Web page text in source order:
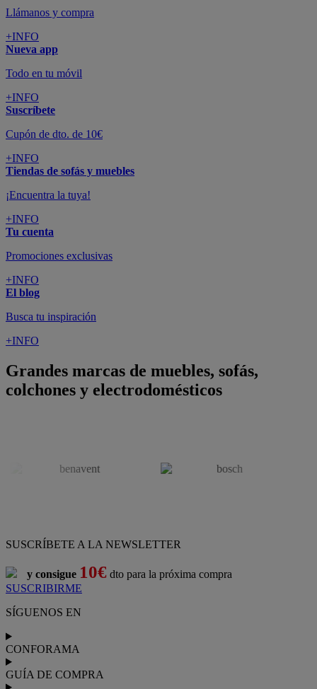
Llámanos y compra
+INFO
Nueva app
Todo en tu móvil
+INFO
Suscríbete
Cupón de dto. de 10€
+INFO
Tiendas de sofás y muebles
¡Encuentra la tuya!
+INFO
Tu cuenta
Promociones exclusivas
+INFO
El blog
Busca tu inspiración
+INFO
Grandes marcas de muebles, sofás,
colchones y electrodomésticos
SUSCRÍBETE A LA NEWSLETTER
y consigue 10€ dto para la próxima compra
SUSCRIBIRME
SÍGUENOS EN
CONFORAMA
GUÍA DE COMPRA